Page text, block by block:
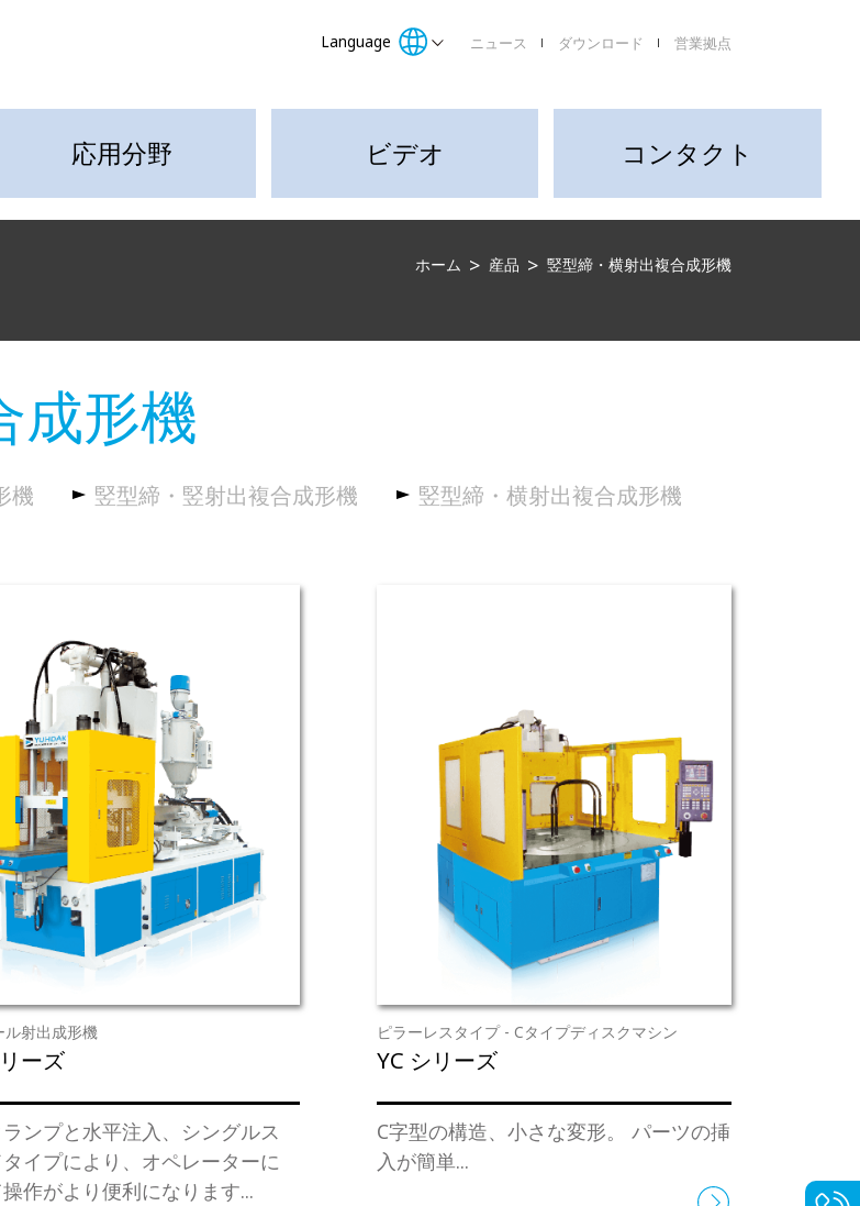
Language ニュース ダウンロード 営業拠点
応用分野 ビデオ コンタクト
ホーム 産品 竪型締・横射出複合成形機
成形機
機 竪型締・竪射出複合成形機 竪型締・横射出複合成形機
ル射出成形機
ーズ
ンプと水平注入、シングルス
イプにより、オペレーターに
作がより便利になります...
ピラーレスタイプ - Cタイプディスクマシン
YC シリーズ
C字型の構造、小さな変形。 パーツの挿
入が簡単...